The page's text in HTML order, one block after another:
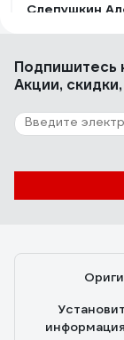
Слепушкин
Нормальная
10
Отзыв о
0002
Подпишитесь
Акции,